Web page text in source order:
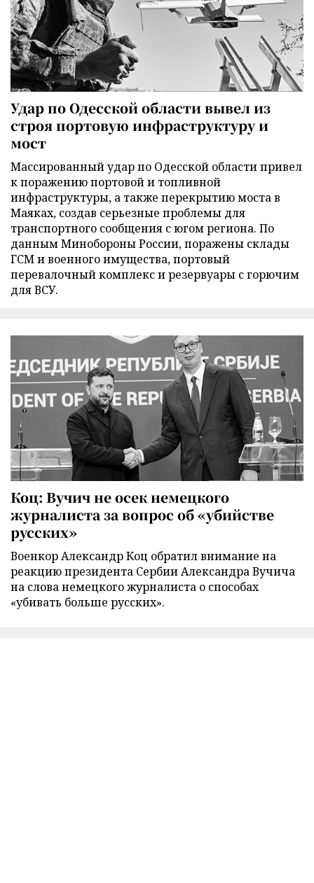
Удар по Одесской области вывел из
строя портовую инфраструктуру и
мост
Массированный удар по Одесской области привел
к поражению портовой и топливной
инфраструктуры, а также перекрытию моста в
Маяках, создав серьезные проблемы для
транспортного сообщения с югом региона. По
данным Минобороны России, поражены склады
ГСМ и военного имущества, портовый
перевалочный комплекс и резервуары с горючим
для ВСУ.
Коц: Вучич не осек немецкого
журналиста за вопрос об «убийстве
русских»
Военкор Александр Коц обратил внимание на
реакцию президента Сербии Александра Вучича
на слова немецкого журналиста о способах
«убивать больше русских».